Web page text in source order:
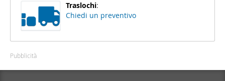
Traslochi:
Chiedi un preventivo
Pubblicità